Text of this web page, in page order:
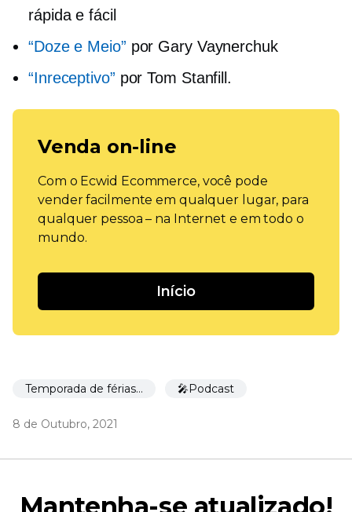
rápida e fácil
“Doze e Meio” por Gary Vaynerchuk
“Inreceptivo” por Tom Stanfill.
Venda on-line
Com o Ecwid Ecommerce, você pode
vender facilmente em qualquer lugar, para
qualquer pessoa – na Internet e em todo o
mundo.
Início
Temporada de férias 🎉 🎤Podcast
8 de Outubro, 2021